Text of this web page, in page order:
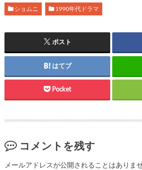
ショムニ 1990年代ドラマ
ポスト
はてブ
Pocket
コメントを残す
メールアドレスが公開されることはありませ